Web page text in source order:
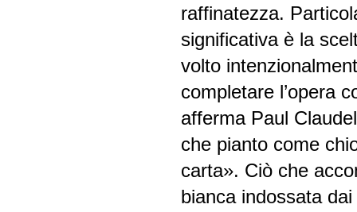
raffinatezza.
significativa è la
volto
completare l’opera
afferma Paul
che pianto come
carta». Ciò che
bianca indossata